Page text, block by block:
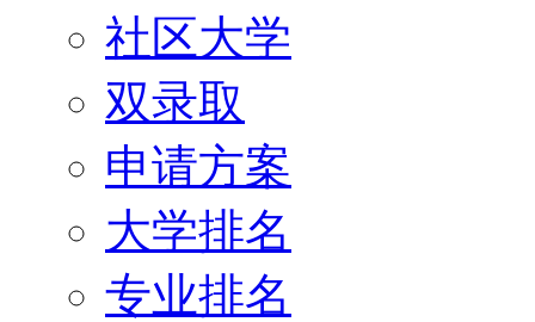
社区大学
双录取
申请方案
大学排名
专业排名